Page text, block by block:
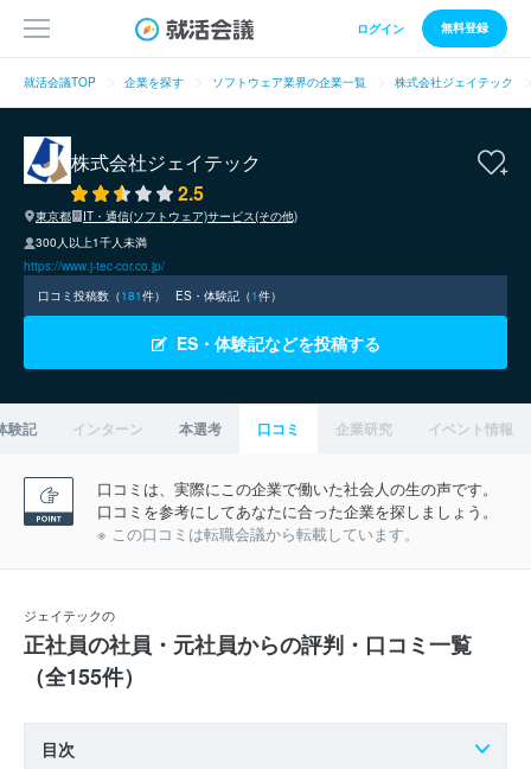
ログイン 無料登録
就活会議TOP 企業を探す ソフトウェア業界の企業一覧 株式会社ジェイテック
株式会社ジェイテック
2.5
東京都 IT・通信(ソフトウェア)サービス(その他)
300人以上1千人未満
https://www.j-tec-cor.co.jp/
口コミ投稿数（181件） ES・体験記（1件）
ES・体験記などを投稿する
験記 インターン 本選考 口コミ 企業研究 イベント情報
口コミは、実際にこの企業で働いた社会人の生の声です。
口コミを参考にしてあなたに合った企業を探しましょう。
※ この口コミは転職会議から転載しています。
ジェイテックの
正社員の社員・元社員からの評判・口コミ一覧
（全155件）
目次